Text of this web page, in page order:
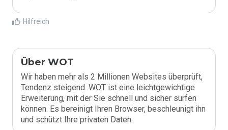
Hilfreich
Über WOT
Wir haben mehr als 2 Millionen Websites überprüft,
Tendenz steigend. WOT ist eine leichtgewichtige
Erweiterung, mit der Sie schnell und sicher surfen
können. Es bereinigt Ihren Browser, beschleunigt ihn
und schützt Ihre privaten Daten.